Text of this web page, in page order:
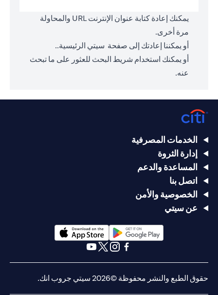
يمكنك إعادة كتابة عنوان الإنترنت URL والمحاولة
مرة أخرى.
أو يمكننا إعادتك إلى صفحة سيتي الرئيسية..
أو يمكنك استخدام شريط البحث للعثور على ما تبحث
عنه.
الخدمات المصرفية
إدارة الثروة
المساعدة والدعم
اتصل بنا
الخصوصية والأمن
عن سيتي
(opens in a new tab)
حقوق الطبع والنشر محفوظة ©2026 سيتي جروب انك.